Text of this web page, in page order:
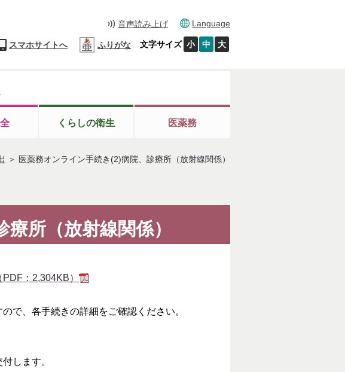
音声読み上げ Language
スマホサイトへ ふりがな 文字サイズ 小 中 大
くらしの衛生 医薬務
＞ 医薬務オンライン手続き(2)病院、診療所（放射線関係）
所（放射線関係）
：2,304KB）
で、各手続きの詳細をご確認ください。
します。